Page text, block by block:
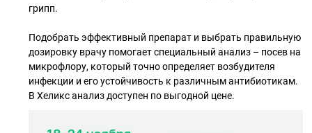
грипп.
Подобрать эффективный препарат и выбрать правильную
дозировку врачу помогает специальный анализ – посев на
микрофлору, который точно определяет возбудителя
инфекции и его устойчивость к различным антибиотикам.
В Хеликс анализ доступен по выгодной цене.